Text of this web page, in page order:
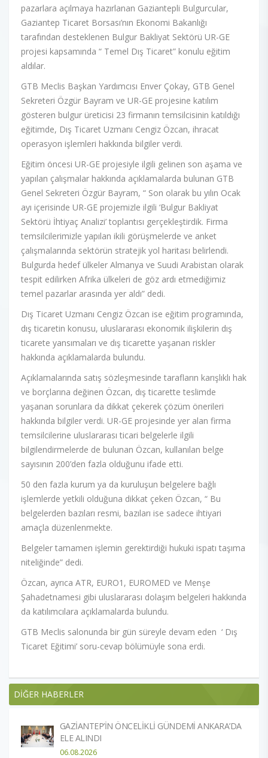
pazarlara açılmaya hazırlanan Gaziantepli Bulgurcular,
Gaziantep Ticaret Borsası’nın Ekonomi Bakanlığı
tarafından desteklenen Bulgur Bakliyat Sektörü UR-GE
projesi kapsamında “ Temel Dış Ticaret” konulu eğitim
aldılar.
GTB Meclis Başkan Yardımcısı Enver Çokay, GTB Genel
Sekreteri Özgür Bayram ve UR-GE projesine katılım
gösteren bulgur üreticisi 23 firmanın temsilcisinin katıldığı
eğitimde, Dış Ticaret Uzmanı Cengiz Özcan, ihracat
operasyon işlemleri hakkında bilgiler verdi.
Eğitim öncesi UR-GE projesiyle ilgili gelinen son aşama ve
yapılan çalışmalar hakkında açıklamalarda bulunan GTB
Genel Sekreteri Özgür Bayram, “ Son olarak bu yılın Ocak
ayı içerisinde UR-GE projemizle ilgili ‘Bulgur Bakliyat
Sektörü İhtiyaç Analizi’ toplantısı gerçekleştirdik. Firma
temsilcilerimizle yapılan ikili görüşmelerde ve anket
çalışmalarında sektörün stratejik yol haritası belirlendi.
Bulgurda hedef ülkeler Almanya ve Suudi Arabistan olarak
tespit edilirken Afrika ülkeleri de göz ardı etmediğimiz
temel pazarlar arasında yer aldı” dedi.
Dış Ticaret Uzmanı Cengiz Özcan ise eğitim programında,
dış ticaretin konusu, uluslararası ekonomik ilişkilerin dış
ticarete yansımaları ve dış ticarette yaşanan riskler
hakkında açıklamalarda bulundu.
Açıklamalarında satış sözleşmesinde tarafların karışlıklı hak
ve borçlarına değinen Özcan, dış ticarette teslimde
yaşanan sorunlara da dikkat çekerek çözüm önerileri
hakkında bilgiler verdi. UR-GE projesinde yer alan firma
temsilcilerine uluslararası ticari belgelerle ilgili
bilgilendirmelerde de bulunan Özcan, kullanılan belge
sayısının 200’den fazla olduğunu ifade etti.
50 den fazla kurum ya da kuruluşun belgelere bağlı
işlemlerde yetkili olduğuna dikkat çeken Özcan, “ Bu
belgelerden bazıları resmi, bazıları ise sadece ihtiyari
amaçla düzenlenmekte.
Belgeler tamamen işlemin gerektirdiği hukuki ispatı taşıma
niteliğinde” dedi.
Özcan, ayrıca ATR, EURO1, EUROMED ve Menşe
Şahadetnamesi gibi uluslararası dolaşım belgeleri hakkında
da katılımcılara açıklamalarda bulundu.
GTB Meclis salonunda bir gün süreyle devam eden ‘ Dış
Ticaret Eğitimi’ soru-cevap bölümüyle sona erdi.
DİĞER HABERLER
GAZİANTEP’İN ÖNCELİKLİ GÜNDEMİ ANKARA’DA
ELE ALINDI
06.08.2026